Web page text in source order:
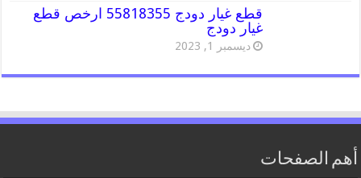
قطع غيار دودج 55818355 ارخص قطع
غيار دودج
ديسمبر 1, 2023
أهم الصفحات